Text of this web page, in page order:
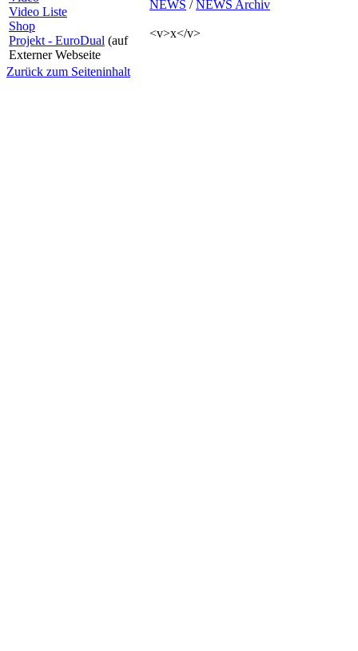
Video Liste
Shop
Projekt - EuroDual (auf
Externer Webseite
NEWS /NEWS Archiv
<v>x</v>
Zurück zum Seiteninhalt